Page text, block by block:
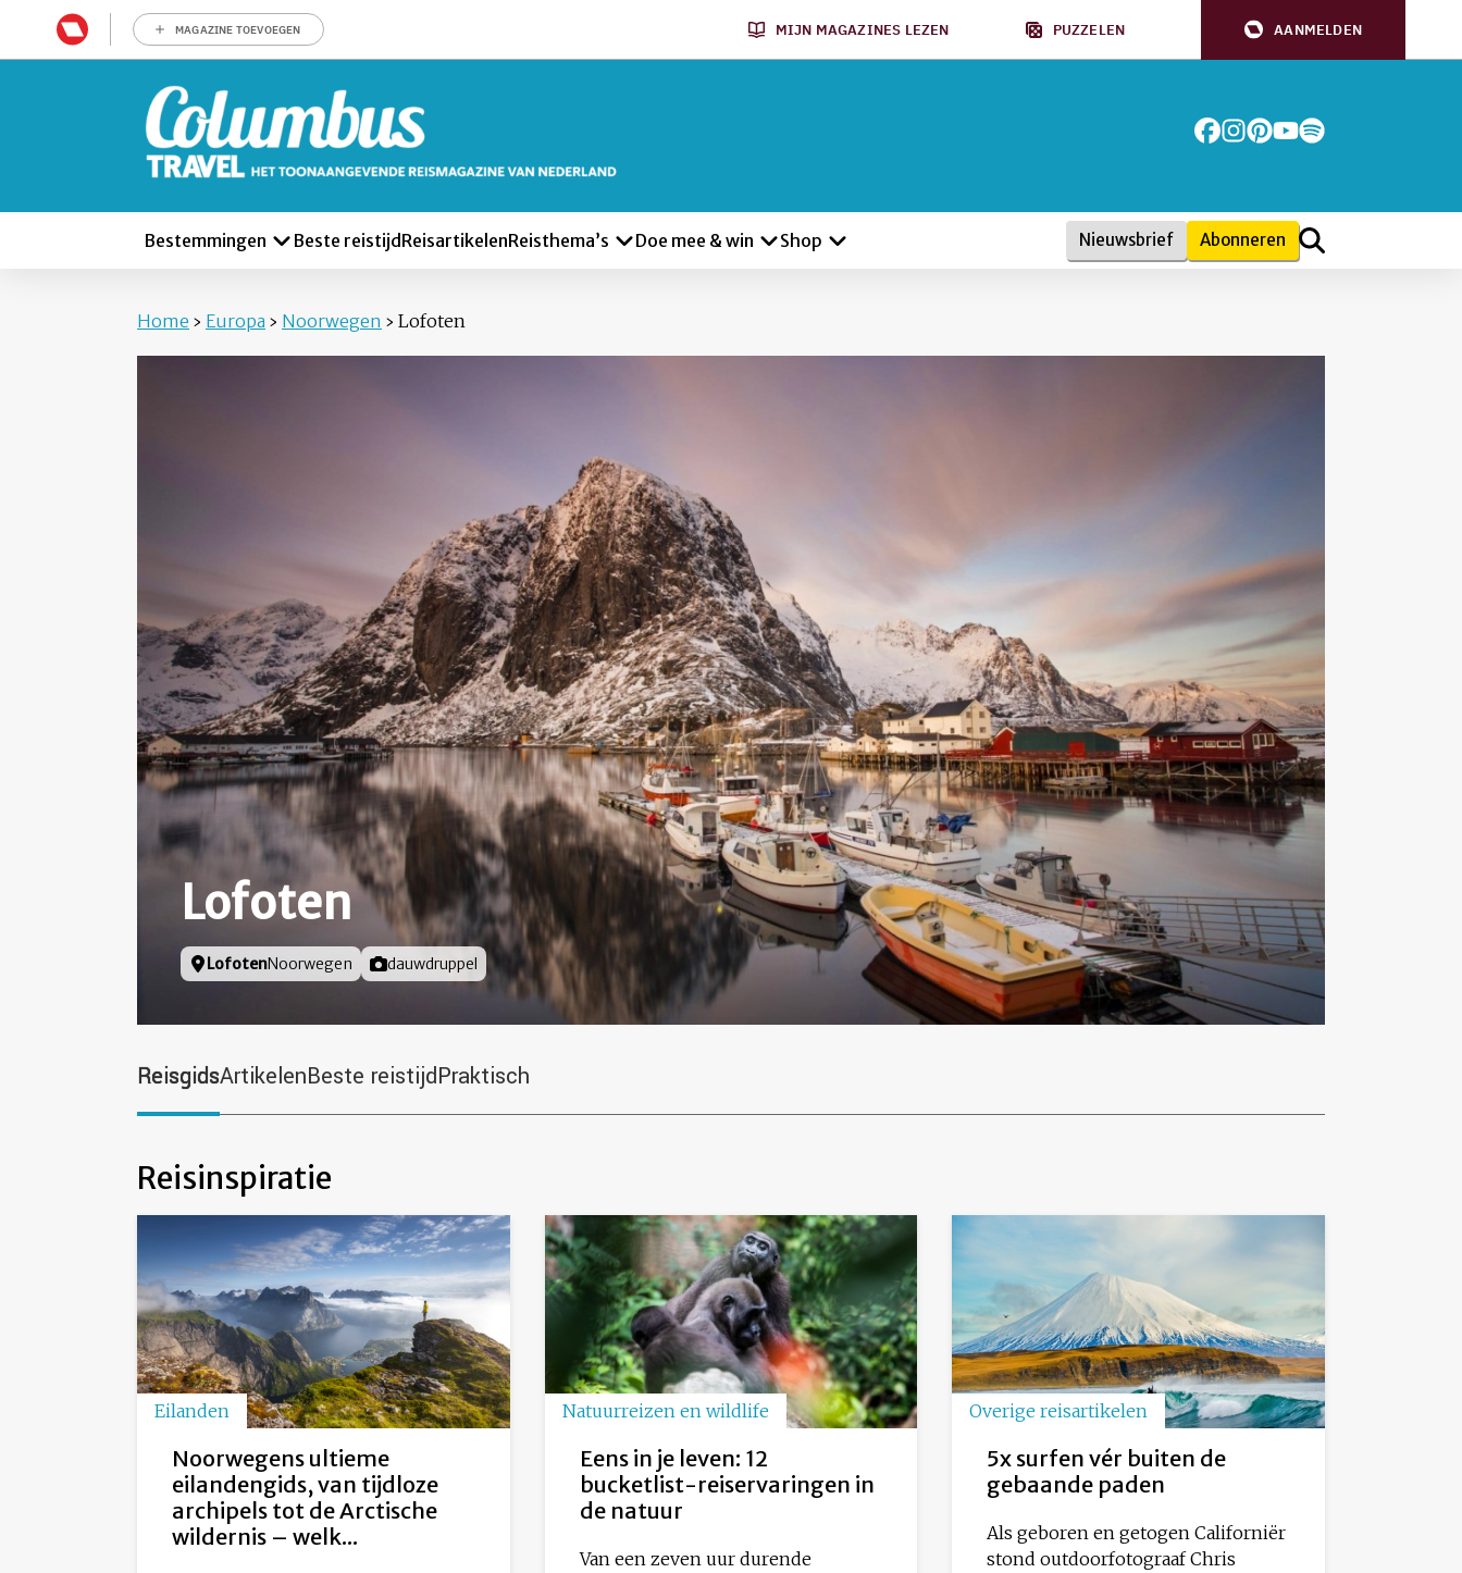
MAGAZINE TOEVOEGEN MIJN MAGAZINES LEZEN PUZZELEN AANMELDEN
Bestemmingen Beste reistijd ReisartikelenReisthema’s Doe mee & win Shop Nieuwsbrief Abonneren
Home › Europa › Noorwegen › Lofoten
Lofoten
Locatie
LofotenNoorwegen Foto door
dauwdruppel
ReisgidsArtikelenBeste reistijdPraktisch
Reisinspiratie
Eilanden
Noorwegens ultieme
eilandengids, van tijdloze
archipels tot de Arctische
wildernis – welk...
Natuurreizen en wildlife
Eens in je leven: 12
bucketlist-reiservaringen in
de natuur
Van een zeven uur durende
Overige reisartikelen
5x surfen vér buiten de
gebaande paden
Als geboren en getogen Californiër
stond outdoorfotograaf Chris